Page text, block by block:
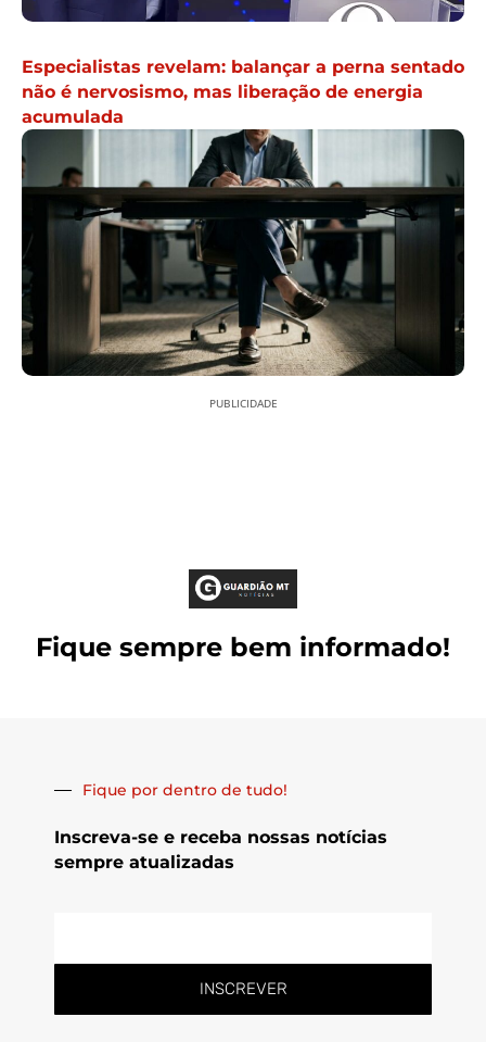
Especialistas revelam: balançar a perna sentado
não é nervosismo, mas liberação de energia
acumulada
PUBLICIDADE
Fique sempre bem informado!
Fique por dentro de tudo!
Inscreva-se e receba nossas notícias
sempre atualizadas
INSCREVER